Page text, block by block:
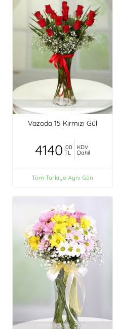
Vazoda 15 Kırmızı Gül
4140 ,00
TL
KDV
Dahil
Tüm Türkiye Aynı Gün